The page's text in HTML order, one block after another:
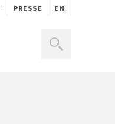
PRESSE EN